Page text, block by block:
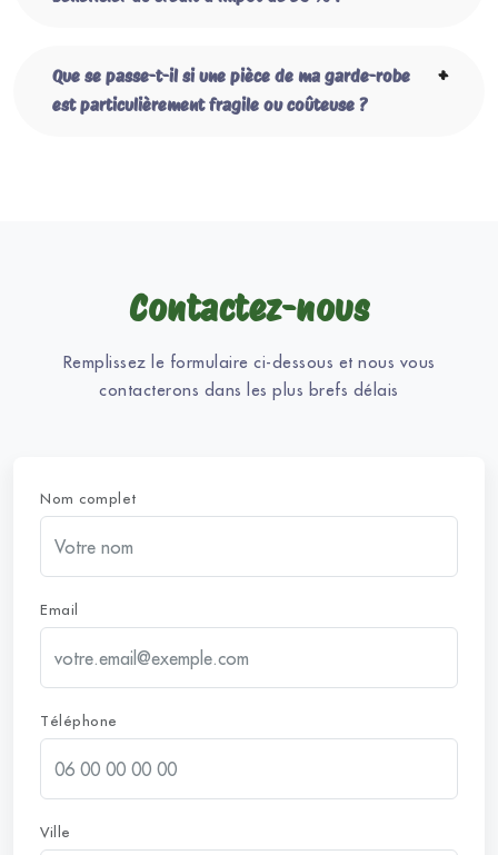
Que se passe-t-il si une pièce de ma garde-robe
est particulièrement fragile ou coûteuse ?
Contactez-nous
Remplissez le formulaire ci-dessous et nous vous
contacterons dans les plus brefs délais
Nom complet
Email
Téléphone
Ville